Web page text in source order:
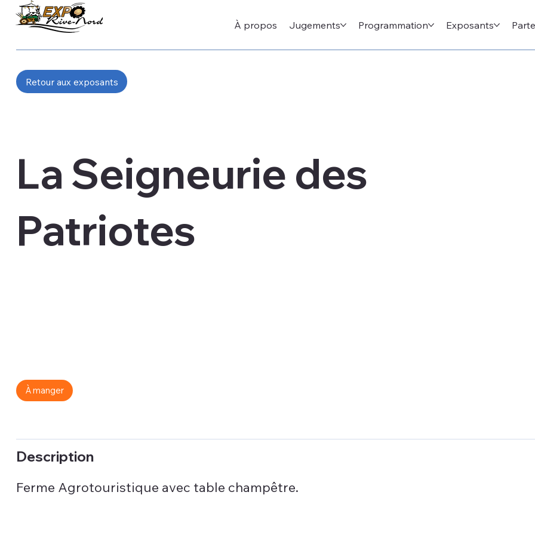
À propos Jugements Programmation Exposants
Retour aux exposants
La Seigneurie des
Patriotes
À manger
Description
Ferme Agrotouristique avec table champêtre.